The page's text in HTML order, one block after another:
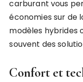
carburant vous
économies sur de
modèles hybrides
souvent des
Confort et